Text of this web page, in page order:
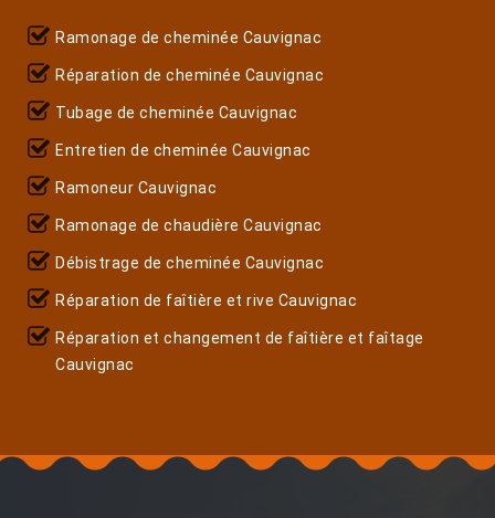
Ramonage de cheminée Cauvignac
Réparation de cheminée Cauvignac
Tubage de cheminée Cauvignac
Entretien de cheminée Cauvignac
Ramoneur Cauvignac
Ramonage de chaudière Cauvignac
Débistrage de cheminée Cauvignac
Réparation de faîtière et rive Cauvignac
Réparation et changement de faîtière et faîtage
Cauvignac